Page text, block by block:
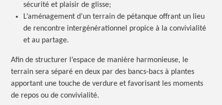
sécurité et plaisir de glisse;
L’aménagement d’un terrain de pétanque offrant un lieu
de rencontre intergénérationnel propice à la convivialité
et au partage.
Afin de structurer l’espace de manière harmonieuse, le
terrain sera séparé en deux par des bancs-bacs à plantes
apportant une touche de verdure et favorisant les moments
de repos ou de convivialité.